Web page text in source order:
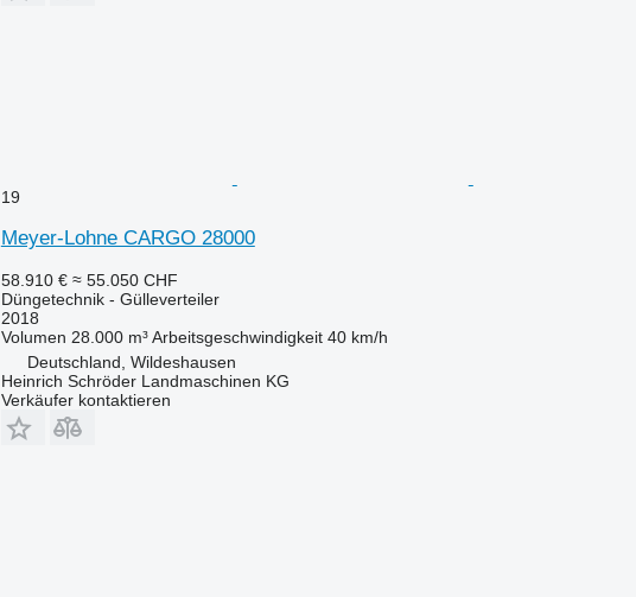
19
Meyer-Lohne CARGO 28000
58.910 € ≈ 55.050 CHF
Düngetechnik - Gülleverteiler
2018
Volumen 28.000 m³ Arbeitsgeschwindigkeit 40 km/h
Deutschland, Wildeshausen
Heinrich Schröder Landmaschinen KG
Verkäufer kontaktieren